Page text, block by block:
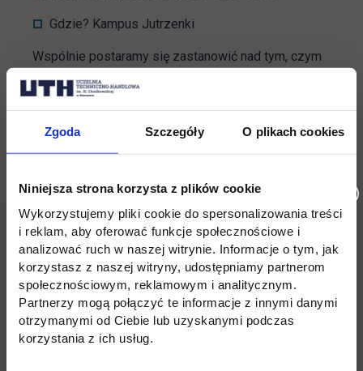
Zgoda Szczegóły O plikach cookies
Niniejsza strona korzysta z plików cookie
Wykorzystujemy pliki cookie do spersonalizowania treści
i reklam, aby oferować funkcje społecznościowe i
analizować ruch w naszej witrynie. Informacje o tym, jak
korzystasz z naszej witryny, udostępniamy partnerom
społecznościowym, reklamowym i analitycznym.
Partnerzy mogą połączyć te informacje z innymi danymi
otrzymanymi od Ciebie lub uzyskanymi podczas
korzystania z ich usług.
Gdzie? Kampus Jutrzenki
Wspólnie postaramy się zastanowić nad tym, czym
dla nas jest Europa. Oczywiście kojarzy się nam ze
swobodą podróżowania, walutą EURO i organami
Unii Europejskiej. Ale Europa to także…
festiwal smaków różnych krajów
fascynujące miejsca, które koniecznie trzeba
odwiedzić
możliwość poznania nowych kultur i języków
Do zobaczenia 8 maja2024 r.
Będzie smacznie, kolorowo i konkursowo!